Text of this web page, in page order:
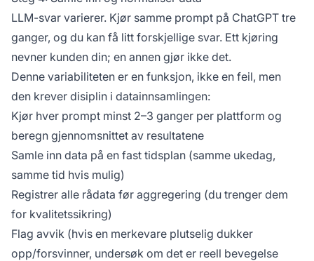
LLM-svar varierer. Kjør samme prompt på ChatGPT tre
ganger, og du kan få litt forskjellige svar. Ett kjøring
nevner kunden din; en annen gjør ikke det.
Denne variabiliteten er en funksjon, ikke en feil, men
den krever disiplin i datainnsamlingen:
Kjør hver prompt minst 2–3 ganger per plattform og
beregn gjennomsnittet av resultatene
Samle inn data på en fast tidsplan (samme ukedag,
samme tid hvis mulig)
Registrer alle rådata før aggregering (du trenger dem
for kvalitetssikring)
Flag avvik (hvis en merkevare plutselig dukker
opp/forsvinner, undersøk om det er reell bevegelse